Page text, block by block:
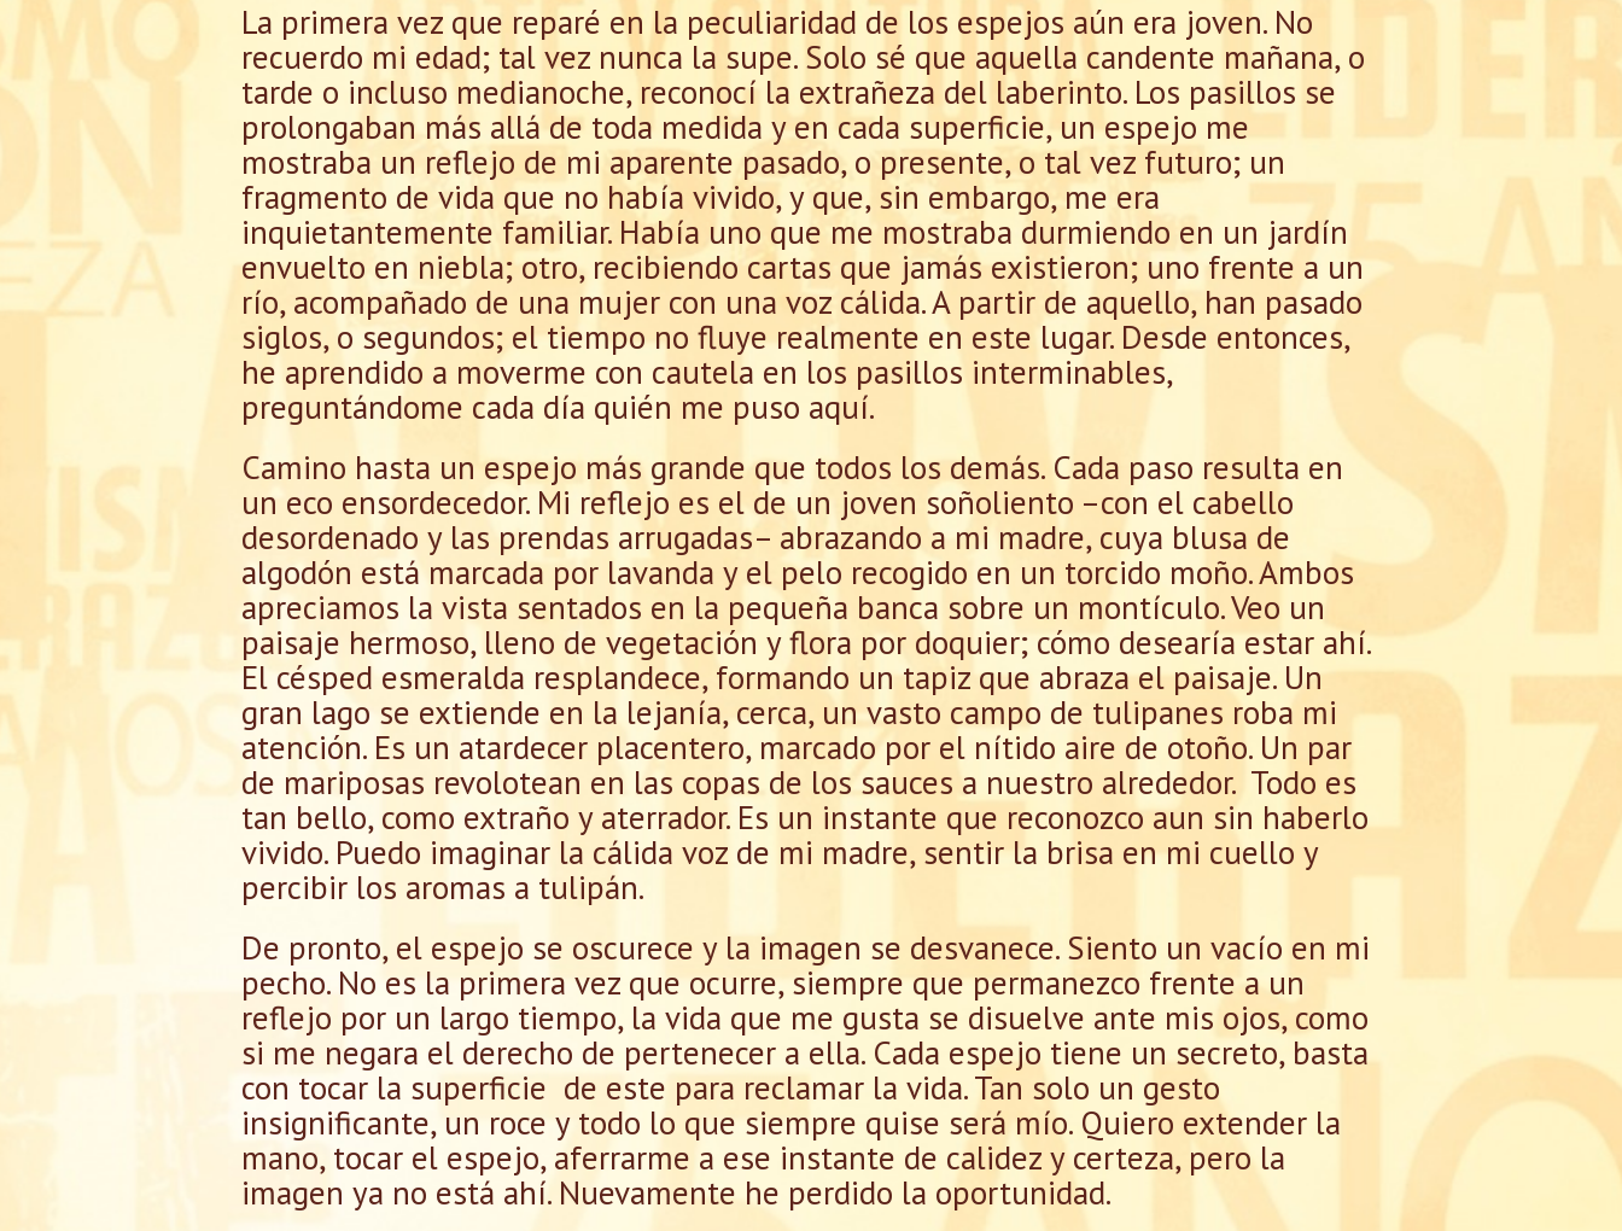
La primera vez que reparé en la peculiaridad de los espejos aún era joven. No
recuerdo mi edad; tal vez nunca la supe. Solo sé que aquella candente mañana, o
tarde o incluso medianoche, reconocí la extrañeza del laberinto. Los pasillos se
prolongaban más allá de toda medida y en cada superficie, un espejo me
mostraba un reflejo de mi aparente pasado, o presente, o tal vez futuro; un
fragmento de vida que no había vivido, y que, sin embargo, me era
inquietantemente familiar. Había uno que me mostraba durmiendo en un jardín
envuelto en niebla; otro, recibiendo cartas que jamás existieron; uno frente a un
río, acompañado de una mujer con una voz cálida. A partir de aquello, han pasado
siglos, o segundos; el tiempo no fluye realmente en este lugar. Desde entonces,
he aprendido a moverme con cautela en los pasillos interminables,
preguntándome cada día quién me puso aquí.
Camino hasta un espejo más grande que todos los demás. Cada paso resulta en
un eco ensordecedor. Mi reflejo es el de un joven soñoliento –con el cabello
desordenado y las prendas arrugadas– abrazando a mi madre, cuya blusa de
algodón está marcada por lavanda y el pelo recogido en un torcido moño. Ambos
apreciamos la vista sentados en la pequeña banca sobre un montículo. Veo un
paisaje hermoso, lleno de vegetación y flora por doquier; cómo desearía estar ahí.
El césped esmeralda resplandece, formando un tapiz que abraza el paisaje. Un
gran lago se extiende en la lejanía, cerca, un vasto campo de tulipanes roba mi
atención. Es un atardecer placentero, marcado por el nítido aire de otoño. Un par
de mariposas revolotean en las copas de los sauces a nuestro alrededor. Todo es
tan bello, como extraño y aterrador. Es un instante que reconozco aun sin haberlo
vivido. Puedo imaginar la cálida voz de mi madre, sentir la brisa en mi cuello y
percibir los aromas a tulipán.
De pronto, el espejo se oscurece y la imagen se desvanece. Siento un vacío en mi
pecho. No es la primera vez que ocurre, siempre que permanezco frente a un
reflejo por un largo tiempo, la vida que me gusta se disuelve ante mis ojos, como
si me negara el derecho de pertenecer a ella. Cada espejo tiene un secreto, basta
con tocar la superficie de este para reclamar la vida. Tan solo un gesto
insignificante, un roce y todo lo que siempre quise será mío. Quiero extender la
mano, tocar el espejo, aferrarme a ese instante de calidez y certeza, pero la
imagen ya no está ahí. Nuevamente he perdido la oportunidad.